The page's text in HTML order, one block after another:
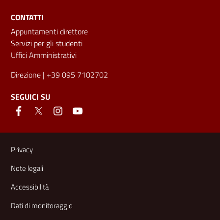
CONTATTI
Appuntamenti direttore
Servizi per gli studenti
Uffici Amministrativi
Direzione | +39 095 7102702
SEGUICI SU
Link e informazioni utili
Privacy
Note legali
Accessibilità
Dati di monitoraggio